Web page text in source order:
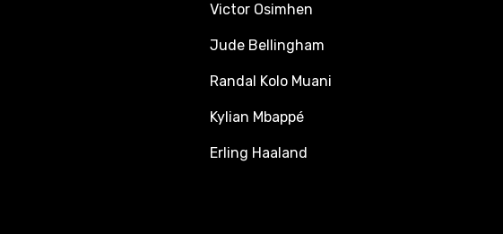
Victor Osimhen
Jude Bellingham
Randal Kolo Muani
Kylian Mbappé
Erling Haaland